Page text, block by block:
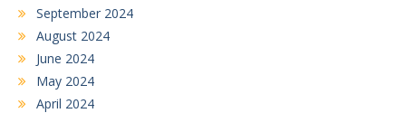
September 2024
August 2024
June 2024
May 2024
April 2024